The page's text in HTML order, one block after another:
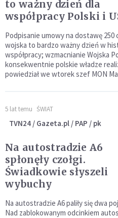
to ważny dzień dla
współpracy Polski i
Podpisanie umowy na dostawę 250
wojska to bardzo ważny dzień w
współpracy; wzmacnianie Wojska
konsekwentnie polskie władze
powiedział we wtorek szef MON
5 lat temu ŚWIAT
TVN24 / Gazeta.pl / PAP / pk
Na autostradzie A6
spłonęły czołgi.
Świadkowie słyszeli
wybuchy
Na autostradzie A6 paliły się dwa
Nad zablokowanym odcinkiem